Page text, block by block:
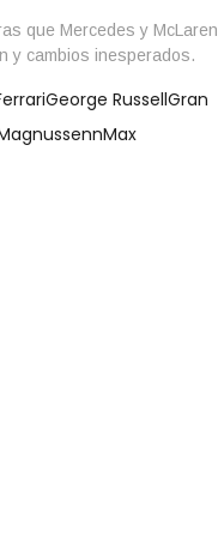
que Mercedes y McLaren
y cambios inesperados.
George RussellGran
Max